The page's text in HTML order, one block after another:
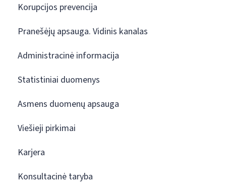
Korupcijos prevencija
Pranešėjų apsauga. Vidinis kanalas
Administracinė informacija
Statistiniai duomenys
Asmens duomenų apsauga
Viešieji pirkimai
Karjera
Konsultacinė taryba